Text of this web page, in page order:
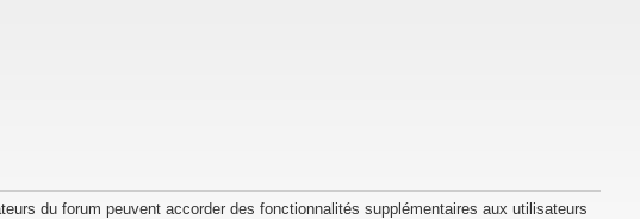
du forum peuvent accorder des fonctionnalités supplémentaires aux utilisateurs